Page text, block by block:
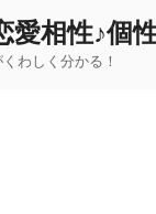
愛相性♪個
わしく分かる！